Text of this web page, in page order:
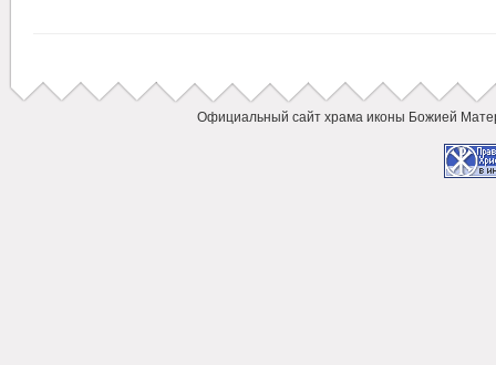
Официальный сайт храма иконы Божией